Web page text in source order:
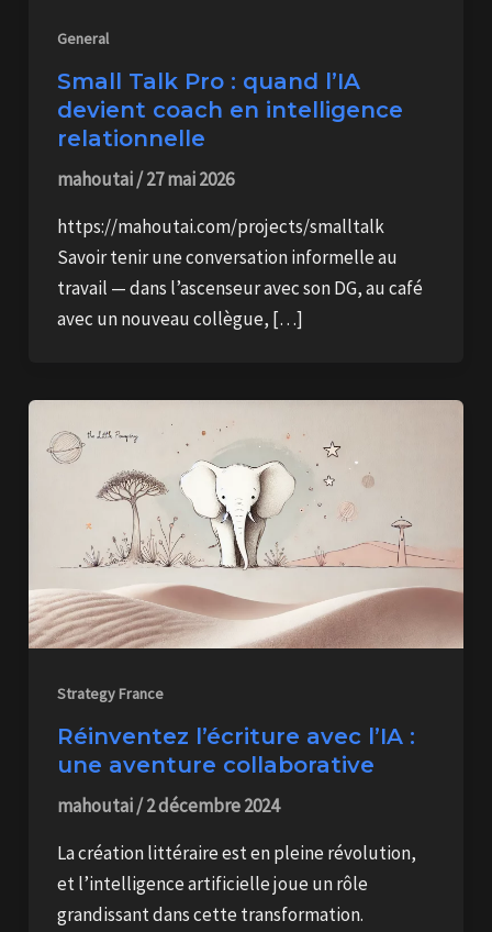
General
Small Talk Pro : quand l’IA
devient coach en intelligence
relationnelle
mahoutai/27 mai 2026
https://mahoutai.com/projects/smalltalk
Savoir tenir une conversation informelle au
travail — dans l’ascenseur avec son DG, au café
avec un nouveau collègue, […]
Strategy France
Réinventez l’écriture avec l’IA :
une aventure collaborative
mahoutai/2 décembre 2024
La création littéraire est en pleine révolution,
et l’intelligence artificielle joue un rôle
grandissant dans cette transformation.